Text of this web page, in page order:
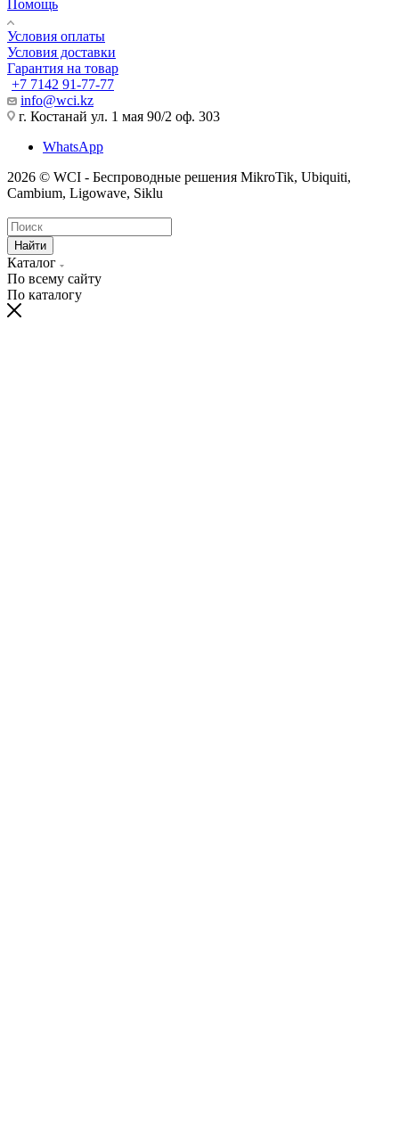
Помощь
Условия оплаты
Условия доставки
Гарантия на товар
+7 7142 91-77-77
info@wci.kz
г. Костанай ул. 1 мая 90/2 оф. 303
WhatsApp
2026 © WCI - Беспроводные решения MikroTik, Ubiquiti,
Cambium, Ligowave, Siklu
Найти
Каталог
По всему сайту
По каталогу